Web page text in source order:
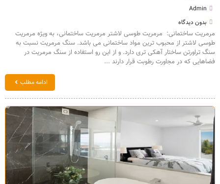
Admin
بدون دیدگاه
مرمریت ساختمانی: مرمریت طوسی لاشتر مرمریت ساختمانی، به ویژه مرمریت
طوسی لاشتر از محبوب ترین مواد ساختمانی می باشد. سنگ مرمریت نسبت به
سنگ تراورتن ساختار آهکی تری دارد. و از این رو استفاده از سنگ مرمریت در
فضاهایی که در مجاورت رطوبت قرار دارند ...
ادامه مطلب